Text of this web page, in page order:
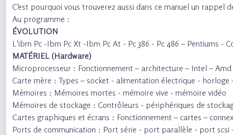
C'est pourquoi vous trouverez aussi dans ce manuel un rappel
Au programme :
ÉVOLUTION
L'ibm Pc -Ibm Pc Xt -Ibm Pc At - Pc 386 - Pc 486 – Pentiums -
MATÉRIEL (Hardware)
Microprocesseur : Fonctionnement – architecture – Intel –
Carte mère : Types – socket - alimentation électrique -
Mémoires : Mémoires mortes - mémoire vive - mémoire vidéo
Mémoires de stockage : Contrôleurs - périphériques de
Cartes graphiques et écrans : Fonctionnement – cartes –
Ports de communication : Port série - port parallèle - port